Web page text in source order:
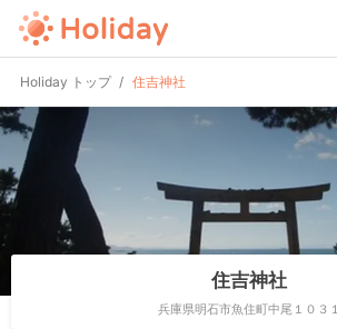
Holiday トップ 住吉神社
住吉神社
兵庫県明石市魚住町中尾１０３１